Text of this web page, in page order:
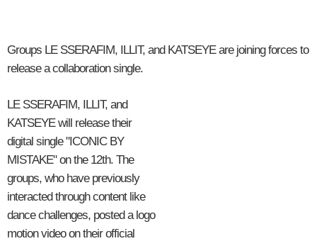
Groups LE SSERAFIM, ILLIT, and KATSEYE are joining forces to
release a collaboration single.
LE SSERAFIM, ILLIT, and
KATSEYE will release their
digital single "ICONIC BY
MISTAKE" on the 12th. The
groups, who have previously
interacted through content like
dance challenges, posted a logo
motion video on their official